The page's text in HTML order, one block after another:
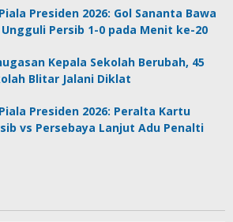
Presiden 2026: Gol Sananta Bawa
Persib 1-0 pada Menit ke-20
Kepala Sekolah Berubah, 45
Blitar Jalani Diklat
Presiden 2026: Peralta Kartu
vs Persebaya Lanjut Adu Penalti